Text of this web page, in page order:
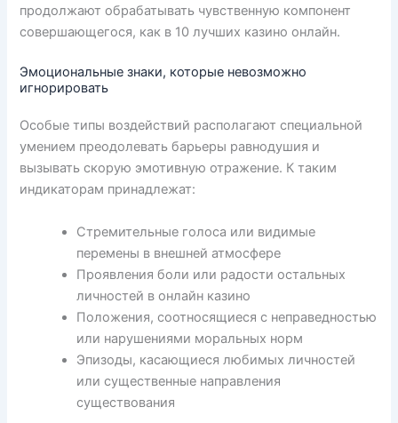
продолжают обрабатывать чувственную компонент
совершающегося, как в 10 лучших казино онлайн.
Эмоциональные знаки, которые невозможно
игнорировать
Особые типы воздействий располагают специальной
умением преодолевать барьеры равнодушия и
вызывать скорую эмотивную отражение. К таким
индикаторам принадлежат:
Стремительные голоса или видимые
перемены в внешней атмосфере
Проявления боли или радости остальных
личностей в онлайн казино
Положения, соотносящиеся с неправедностью
или нарушениями моральных норм
Эпизоды, касающиеся любимых личностей
или существенные направления
существования